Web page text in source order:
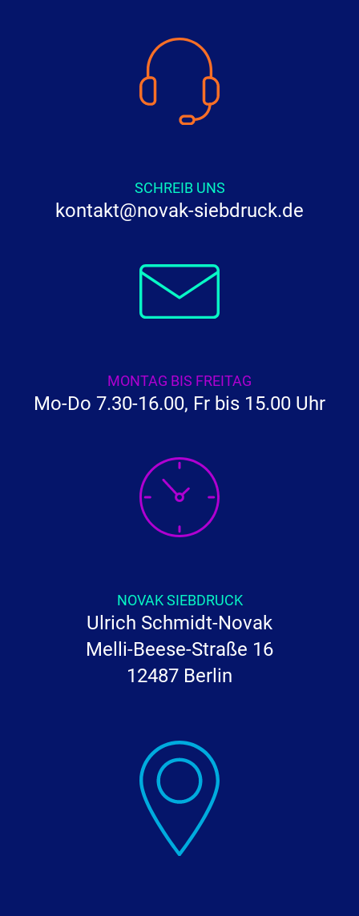
SCHREIB UNS
kontakt@novak-siebdruck.de
MONTAG BIS FREITAG
Mo-Do 7.30-16.00, Fr bis 15.00 Uhr
NOVAK SIEBDRUCK
Ulrich Schmidt-Novak
Melli-Beese-Straße 16
12487 Berlin